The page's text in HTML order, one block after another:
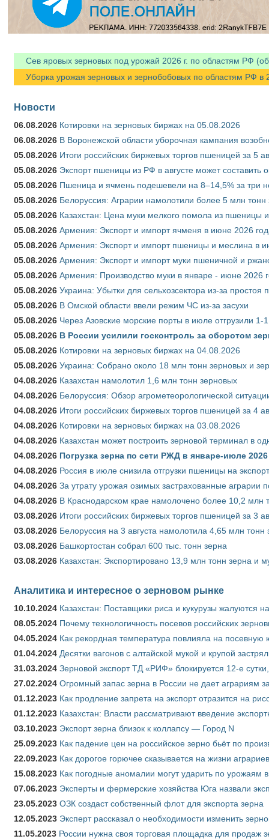
Сев яровых зерновых под урожай 2026 г. по областям РФ
Уборка урожая зерновых и зернобобовых по областям РФ в
Новости
06.08.2026 Котировки на зерновых биржах на 05.08.2026
06.08.2026 В Воронежской области уборочная кампания
05.08.2026 Итоги российских биржевых торгов пшеницей за 5
05.08.2026 Экспорт пшеницы из РФ в августе может составить
05.08.2026 Пшеница и ячмень подешевели на 8–14,5% за три
05.08.2026 Белоруссия: Аграрии намолотили более 5 млн тонн
05.08.2026 Казахстан: Цена муки мелкого помола из пшеницы
05.08.2026 Армения: Экспорт и импорт ячменя в июне 2026
05.08.2026 Армения: Экспорт и импорт пшеницы и меслина в
05.08.2026 Армения: Экспорт и импорт муки пшеничной и
05.08.2026 Армения: Производство муки в январе - июне 2026
05.08.2026 Украина: Убытки для сельхозсектора из-за простоя
05.08.2026 В Омской области ввели режим ЧС из-за засухи
05.08.2026 Через Азовские морские порты в июле отгрузили
05.08.2026 В России усилили госконтроль за оборотом
05.08.2026 Котировки на зерновых биржах на 04.08.2026
05.08.2026 Украина: Собрано около 18 млн тонн зерновых и
04.08.2026 Казахстан намолотил 1,6 млн тонн зерновых
04.08.2026 Белоруссия: Обзор агрометеорологической
04.08.2026 Итоги российских биржевых торгов пшеницей за 4
04.08.2026 Котировки на зерновых биржах на 03.08.2026
04.08.2026 Казахстан может построить зерновой терминал в
04.08.2026 Погрузка зерна по сети РЖД в январе-июле
04.08.2026 Россия в июле снизила отгрузки пшеницы на
04.08.2026 За утрату урожая озимых застрахованные аграрии
04.08.2026 В Краснодарском крае намолочено более 10,2 млн
03.08.2026 Итоги российских биржевых торгов пшеницей за 3
03.08.2026 Белоруссия на 3 августа намолотила 4,65 млн тонн
03.08.2026 Башкортостан собрал 600 тыс. тонн зерна
03.08.2026 Казахстан: Экспортировано 13,9 млн тонн зерна и
Аналитика и интересное о зерновом рынке
10.10.2024 Казахстан: Поставщики риса и кукурузы жалуются
08.05.2024 Почему технологичность посевов российских
04.05.2024 Как рекордная температура повлияла на
01.04.2024 Десятки вагонов с алтайской мукой и крупой
31.03.2024 Зерновой экспорт ТД «РИФ» блокируется 12-е
27.02.2024 Огромный запас зерна в России не дает аграриям
01.12.2023 Как продление запрета на экспорт отразится на
01.12.2023 Казахстан: Власти рассматривают введение
03.10.2023 Экспорт зерна близок к коллапсу — Город N
25.09.2023 Как падение цен на российское зерно бьёт по
22.09.2023 Как дорогое горючее сказывается на жизни аграриев
15.08.2023 Как погодные аномалии могут ударить по урожаям
07.06.2023 Эксперты и фермерские хозяйства Юга назвали
23.05.2023 ОЗК создаст собственный флот для экспорта зерна
12.05.2023 Эксперт рассказал о необходимости изменить
11.05.2023 России нужна своя торговая площадка для продаж